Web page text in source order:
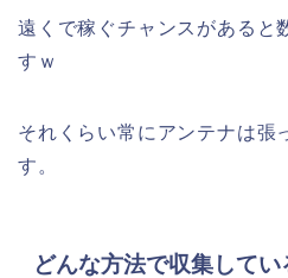
遠くで稼ぐチャンスがあると
すｗ
それくらい常にアンテナは張
す。
どんな方法で収集してい